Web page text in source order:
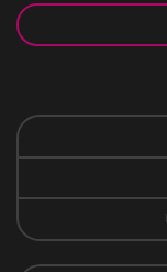
Jméno